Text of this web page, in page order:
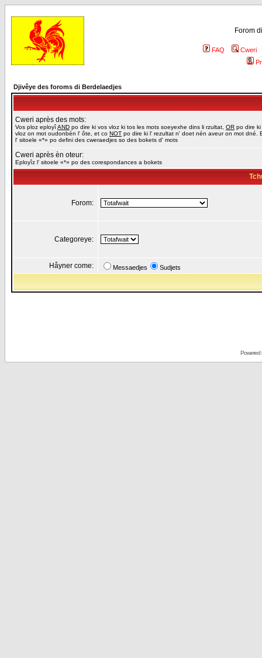
Forom
FAQ
Cweri
Djivêye des foroms di Berdelaedjes
Cweri après des mots:
Vos ploz eployîAND po dire ki vos vloz ki tos les mots soeyexhe dins li rzultat, OR po dire ki
vloz on mot oudonbén l' ôte, et co NOT po dire ki l' rezultat n' doet nén aveur on mot dné.
l' sitoele «*» po defini des cweraedjes so des bokets d' mots
Cweri après èn oteur:
Eployîz l' sitoele «*» po des corespondances a bokets
Forom:
Categoreye:
Håyner come: Messaedjes Sudjets
Powered